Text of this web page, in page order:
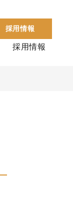
採用情報
採用情報